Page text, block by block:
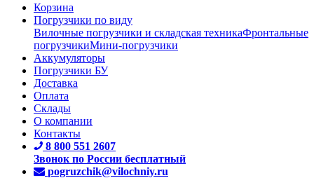
Корзина
Погрузчики по виду
Вилочные погрузчики и складская техникаФронтальные
погрузчикиМини-погрузчики
Аккумуляторы
Погрузчики БУ
Доставка
Оплата
Склады
О компании
Контакты
8 800 551 2607
Звонок по России бесплатный
pogruzchik@vilochniy.ru